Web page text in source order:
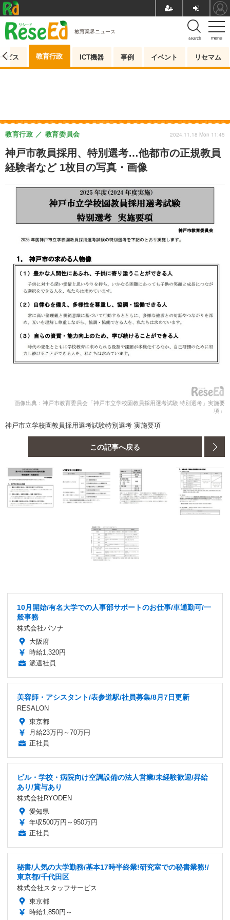
menu
search
教育業界ニュース
ビス 教育行政 ICT機器 事例 イベント リセマム
神戸市教員採用、特別選考…他都市の正規教員
経験者など 1枚目の写真・画像
教育行政 教育委員会 2024.11.18 Mon 11:45
画像出典：神戸市教育委員会「神戸市立学校園教員採用選考試験 特別選考」実施要
項」
神戸市立学校園教員採用選考試験特別選考 実施要項
この記事へ戻る
10月開始/有名大学での人事部サポートのお仕事/車通勤可/一
般事務
株式会社パソナ
大阪府
時給1,320円
派遣社員
美容師・アシスタント/表参道駅/社員募集/8月7日更新
RESALON
東京都
月給23万円～70万円
正社員
ビル・学校・病院向け空調設備の法人営業/未経験歓迎/昇給
あり/賞与あり
株式会社RYODEN
愛知県
年収500万円～950万円
正社員
秘書/人気の大学勤務/基本17時半終業!研究室での秘書業務!/
東京都/千代田区
株式会社スタッフサービス
東京都
時給1,850円～